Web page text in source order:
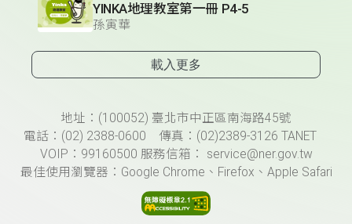
YINKA地理教室第一冊 P4-5
孫寅華
載入更多
頁尾資訊地址：(100052) 臺北市中正區南海路45號
電話：(02) 2388-0600 傳真：(02)2389-3126 TANET
VOIP：99160500 服務信箱： service@ner.gov.tw
最佳使用瀏覽器：Google Chrome、Firefox、Apple Safari